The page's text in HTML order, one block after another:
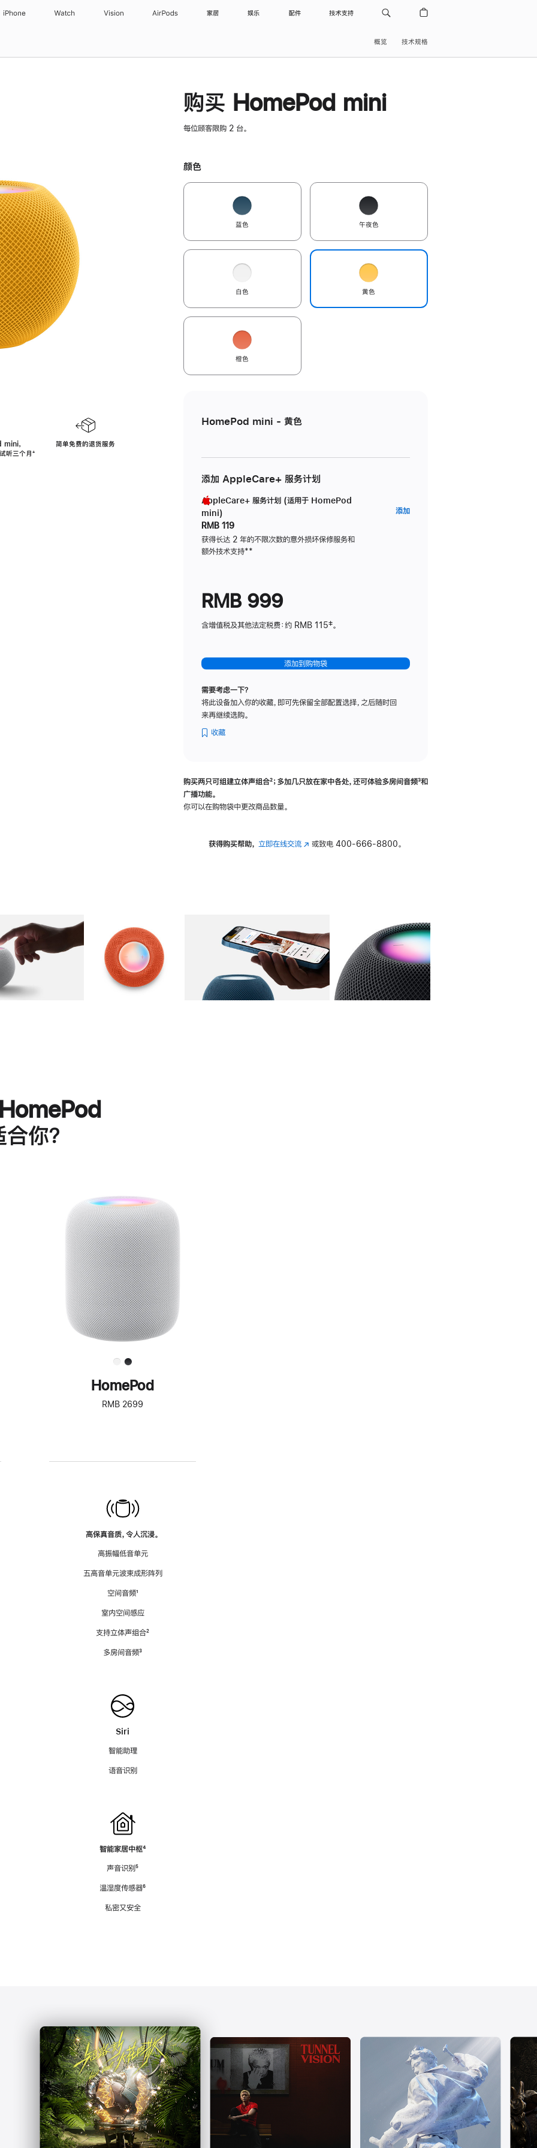
iPhone Watch Vision AirPods 家居 娱乐 配件 技术支持
概览 技术规格
，
听三个月脚
⁺
简单免费的退货服务
购买 HomePod mini
每位顾客限购 2 台。
颜色
蓝色 午夜色
白色 黄色
橙色
HomePod mini - 黄色
添加 AppleCare+ 服务计划
AppleCare+ 服务计划 (适用于 HomePod
mini)
RMB 119
获得长达 2 年的不限次数的意外损坏保修服务和
额外技术支持脚
**
添加AppleCare+
RMB 999
含增值税及其他法定税费：约 RMB 115‡。
添加到购物袋
需要考虑一下？
将此设备加入你的收藏，即可先保留全部配置选择，之后随时回
来再继续选购。
收藏
购买两只可组建立体声组合脚
²；多加几只放在家中各处，还可体验多‍房‍间音频脚
³和
广播功能。
你可以在购物袋中更改商品数量。
获得购买帮助， 立即在线交流(在 或致电 400-666-8800。
图库 图像 图库 图像 图库 图像 4 图库 图像 5
你？
进
一
步
了
解
HomePod<
HomePod
RMB 2699
高保真音质，令人沉浸。
高振幅低音单元
五高音单元波束成形阵列
空间音频脚
¹
室内空间感应
支持立体声组合脚
²
多房间音频脚
³
Siri
智能助理
语音识别
智能家居中枢脚
⁴
声音识别脚
⁵
温湿度传感器脚
⁶
私密又安全